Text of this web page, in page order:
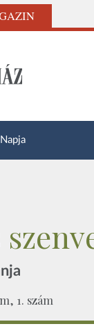
Napja
1. szám